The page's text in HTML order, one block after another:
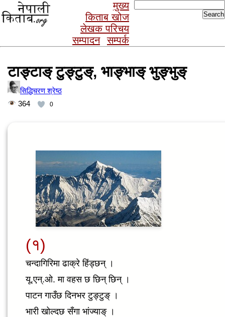
मुख्य
किताब खोज
लेखक परिचय
सम्पादन
सम्पर्क
for:
टाङ्टाङ् टुङ्टुङ्, भाङ्भाङ् भुङ्भुङ्
सिद्धिचरण श्रेष्ठ
364
0
(१)
चन्दागिरिमा ढाक्रे हिंड्छन् ।
यू.एन्.ओ. मा वहस छ छिन् छिन् ।
पाटन गाउँछ दिनभर टुङ्टुङ् ।
भारी खोल्दछ सँगा भांज्याङ् ।